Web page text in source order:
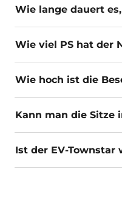
Wie lange dauert
Wie viel PS hat der
Wie hoch ist die
Kann man die Sitze
Ist der EV-Townstar